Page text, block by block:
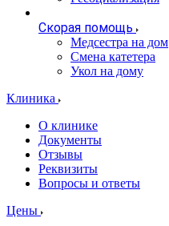
Скорая помощь
Медсестра на дом
Смена катетера
Укол на дому
Клиника
О клинике
Документы
Отзывы
Реквизиты
Вопросы и ответы
Цены